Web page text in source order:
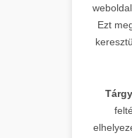
Ezt